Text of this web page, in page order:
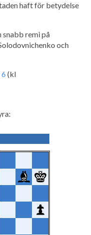
haft för betydelse
snabb remi på
och
(kl